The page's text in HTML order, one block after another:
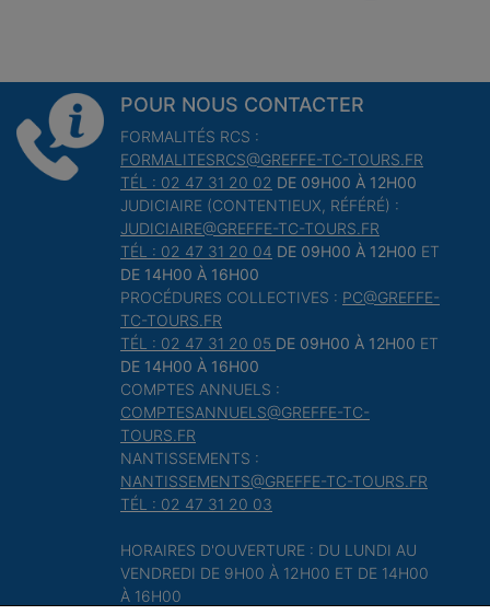
POUR NOUS CONTACTER
FORMALITÉS RCS :
FORMALITESRCS@GREFFE-TC-TOURS.FR
TÉL : 02 47 31 20 02 DE 09H00 À 12H00
JUDICIAIRE (CONTENTIEUX, RÉFÉRÉ) :
JUDICIAIRE@GREFFE-TC-TOURS.FR
TÉL : 02 47 31 20 04 DE 09H00 À 12H00 ET
DE 14H00 À 16H00
PROCÉDURES COLLECTIVES : PC@GREFFE-
TC-TOURS.FR
TÉL : 02 47 31 20 05 DE 09H00 À 12H00 ET
DE 14H00 À 16H00
COMPTES ANNUELS :
COMPTESANNUELS@GREFFE-TC-
TOURS.FR
NANTISSEMENTS :
NANTISSEMENTS@GREFFE-TC-TOURS.FR
TÉL : 02 47 31 20 03
HORAIRES D'OUVERTURE : DU LUNDI AU
VENDREDI DE 9H00 À 12H00 ET DE 14H00
À 16H00